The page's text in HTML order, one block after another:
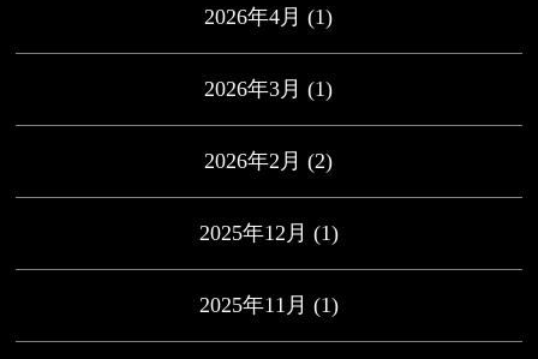
2026年4月 (1)
2026年3月 (1)
2026年2月 (2)
2025年12月 (1)
2025年11月 (1)